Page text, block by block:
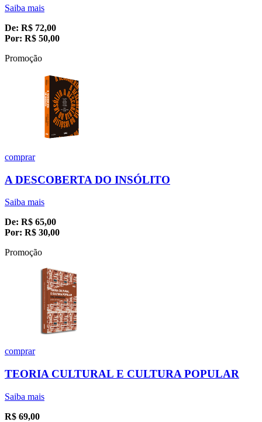
Saiba mais
De: R$ 72,00
Por: R$ 50,00
Promoção
comprar
A DESCOBERTA DO INSÓLITO
Saiba mais
De: R$ 65,00
Por: R$ 30,00
Promoção
comprar
TEORIA CULTURAL E CULTURA POPULAR
Saiba mais
R$ 69,00